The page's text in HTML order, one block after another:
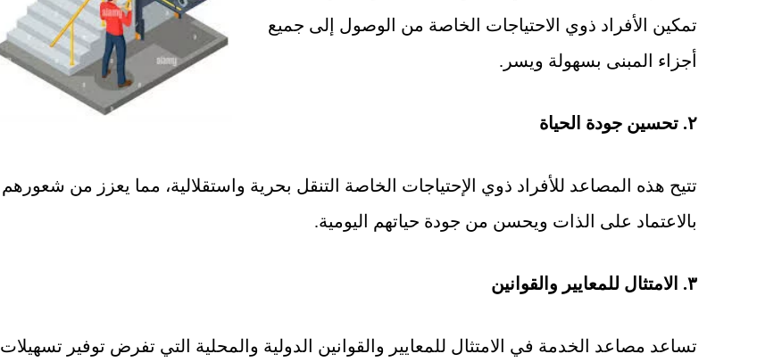
تمكين الأفراد ذوي الاحتياجات الخاصة من الوصول إلى جميع
أجزاء المبنى بسهولة ويسر.
٢. تحسين جودة الحياة
تتيح هذه المصاعد للأفراد ذوي الإحتياجات الخاصة التنقل بحرية واستقلالية، مما يعزز من شعورهم
بالاعتماد على الذات ويحسن من جودة حياتهم اليومية.
٣. الامتثال للمعايير والقوانين
تساعد مصاعد الخدمة في الامتثال للمعايير والقوانين الدولية والمحلية التي تفرض توفير تسهيلات